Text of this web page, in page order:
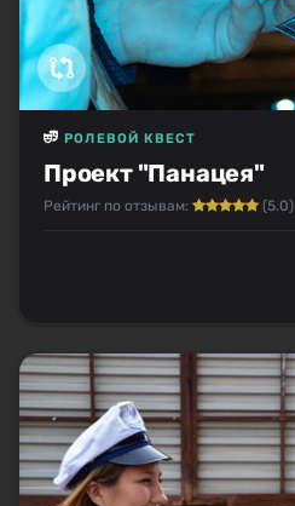
Проект "Панацея"
РОЛЕВОЙ КВЕСТ
Рейтинг по отзывам: (5.0)